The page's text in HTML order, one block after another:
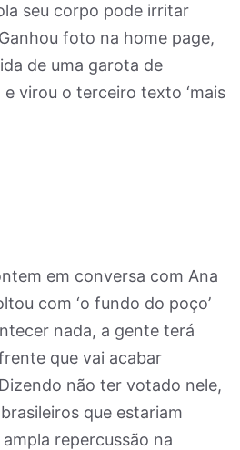
seu corpo pode irritar
foto na home page,
de uma garota de
e virou o terceiro texto ‘mais
em conversa com Ana
com ‘o fundo do poço’
nada, a gente terá
que vai acabar
não ter votado nele,
brasileiros que estariam
ampla repercussão na